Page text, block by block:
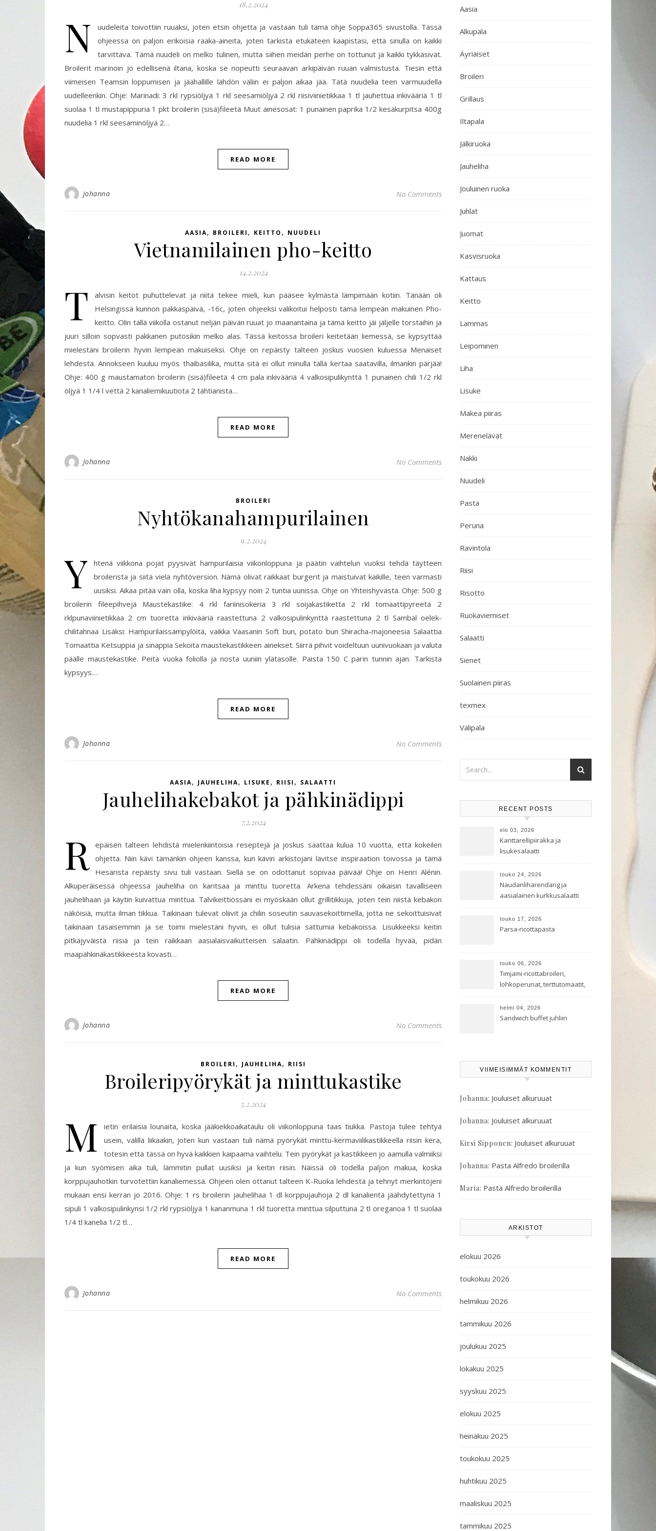
18.2.2024
N
uudeleita toivottiin ruuaksi, joten etsin ohjetta ja vastaan tuli tämä ohje Soppa365 sivustolla. Tässä
ohjeessa on paljon erikoisia raaka-aineita, joten tarkista etukäteen kaapistasi, että sinulla on kaikki
tarvittava. Tämä nuudeli on melko tulinen, mutta siihen meidän perhe on tottunut ja kaikki tykkäsivät.
Broilerit marinoin jo edellisenä iltana, koska se nopeutti seuraavan arkipäivän ruuan valmistusta. Tiesin että
viimeisen Teamsin loppumisen ja jäähallille lähdön väliin ei paljon aikaa jää. Tätä nuudelia teen varmuudella
uudelleenkin. Ohje: Marinadi: 3 rkl rypsiöljyä 1 rkl seesamiöljyä 2 rkl riisiviinietikkaa 1 tl jauhettua inkivääriä 1 tl
suolaa 1 tl mustapippuria 1 pkt broilerin (sisä)fileetä Muut ainesosat: 1 punainen paprika 1/2 kesäkurpitsa 400g
nuudelia 1 rkl seesaminöljyä 2…
READ MORE
Johanna No Comments
AASIA, BROILERI , KEITTO , NUUDELI
Vietnamilainen pho-keitto
14.2.2024
T
alvisin keitot puhuttelevat ja niitä tekee mieli, kun pääsee kylmästä lämpimään kotiin. Tänään oli
Helsingissä kunnon pakkaspäivä, -16c, joten ohjeeksi valikoitui helposti tämä lempeän makuinen Pho-
keitto. Olin tällä viikolla ostanut neljän päivän ruuat jo maanantaina ja tämä keitto jäi jäljelle torstaihin ja
juuri silloin sopvasti pakkanen putosikin melko alas. Tässä keitossa broileri keitetään liemessä, se kypsyttää
mielestäni broilerin hyvin lempeän makuiseksi. Ohje on repäisty talteen joskus vuosien kuluessa Menaiset
lehdestä. Annokseen kuuluu myös thaibasilika, mutta sitä ei ollut minulla tällä kertaa saatavilla, ilmankin pärjää!
Ohje: 400 g maustamaton broilerin (sisä)fileetä 4 cm pala inkivääriä 4 valkosipulikynttä 1 punainen chili 1/2 rkl
öljyä 1 1/4 l vettä 2 kanaliemikuutiota 2 tähtianista…
READ MORE
Johanna No Comments
BROILERI
Nyhtökanahampurilainen
9.2.2024
Y
htenä viikkona pojat pyysivät hampurilaisia viikonloppuna ja päätin vaihtelun vuoksi tehdä täytteen
broilerista ja siitä vielä nyhtöversion. Nämä olivat raikkaat burgerit ja maistuivat kaikille, teen varmasti
uusiksi. Aikaa pitää vain olla, koska liha kypsyy noin 2 tuntia uunissa. Ohje on Yhteishyvästä. Ohje: 500 g
broilerin fileepihvejä Maustekastike: 4 rkl fariinisokeria 3 rkl soijakastiketta 2 rkl tomaattipyreetä 2
rklpunaviinietikkaa 2 cm tuoretta inkivääriä raastettuna 2 valkosipulinkynttä raastettuna 2 tl Sambal oelek-
chilitahnaa Lisäksi: Hampurilaissämpylöitä, vaikka Vaasanin Soft bun, potato bun Shiracha-majoneesia Salaattia
Tomaattia Ketsuppia ja sinappia Sekoita maustekastikkeen ainekset. Siirrä pihvit voideltuun uunivuokaan ja valuta
päälle maustekastike. Peitä vuoka foliolla ja nosta uuniin ylätasolle. Paista 150 C parin tunnin ajan. Tarkista
kypsyys.…
READ MORE
Johanna No Comments
AASIA, JAUHELIHA, LISUKE , RIISI , SALAATTI
Jauhelihakebakot ja pähkinädippi
7.2.2024
R epäisen talteen lehdistä mielenkiintoisia reseptejä ja joskus saattaa kulua 10 vuotta, että kokeilen
ohjetta. Niin kävi tämänkin ohjeen kanssa, kun kävin arkistojani lävitse inspiraation toivossa ja tämä
Hesarista repäisty sivu tuli vastaan. Siellä se on odottanut sopivaa päivää! Ohje on Henri Alénin.
Alkuperäisessä ohjeessa jauheliha on karitsaa ja minttu tuoretta. Arkena tehdessäni oikaisin tavalliseen
jauhelihaan ja käytin kuivattua minttua. Talvikeittiössäni ei myöskään ollut grillitikkuja, joten tein niistä kebakon
näköisiä, mutta ilman tikkua. Taikinaan tulevat oliivit ja chilin soseutin sauvasekoittimella, jotta ne sekoittuisivat
taikinaan tasaisemmin ja se toimi mielestäni hyvin, ei ollut tulisia sattumia kebakoissa. Lisukkeeksi keitin
pitkäjyväistä riisiä ja tein raikkaan aasialaisvaikutteisen salaatin. Pähkinädippi oli todella hyvää, pidän
maapähkinäkastikkeesta kovasti…
READ MORE
Johanna No Comments
BROILERI , JAUHELIHA, RIISI
Broileripyörykät ja minttukastike
5.2.2024
M
ietin erilaisia lounaita, koska jääkiekkoaikataulu oli viikonloppuna taas tiukka. Pastoja tulee tehtyä
usein, välillä liikaakin, joten kun vastaan tuli nämä pyörykät minttu-kermaviilikastikkeella riisin kera,
totesin että tässä on hyvä kaikkien kaipaama vaihtelu. Tein pyörykät ja kastikkeen jo aamulla valmiiksi
ja kun syömisen aika tuli, lämmitin pullat uusiksi ja keitin riisin. Näissä oli todella paljon makua, koska
korppujauhotkin turvotettiin kanaliemessä. Ohjeen olen ottanut talteen K-Ruoka lehdestä ja tehnyt merkintöjeni
mukaan ensi kerran jo 2016. Ohje: 1 rs broilerin jauhelihaa 1 dl korppujauhoja 2 dl kanalientä jäähdytettynä 1
sipuli 1 valkosipulinkynsi 1/2 rkl rypsiöljyä 1 kananmuna 1 rkl tuoretta minttua silputtuna 2 tl oreganoa 1 tl suolaa
1/4 tl kanelia 1/2 tl…
READ MORE
Johanna No Comments
Aasia
Alkupala
Äyriäiset
Broileri
Grillaus
Iltapala
Jälkiruoka
Jauheliha
Jouluinen ruoka
Juhlat
Juomat
Kasvisruoka
Kattaus
Keitto
Lammas
Leipominen
Liha
Lisuke
Makea piiras
Merenelävät
Nakki
Nuudeli
Pasta
Peruna
Ravintola
Riisi
Risotto
Ruokaviemiset
Salaatti
Sienet
Suolainen piiras
texmex
Välipala
RECENT POSTS
elo 03, 2026
Kanttarellipiirakka ja
lisukesalaatti
touko 24, 2026
Naudanliharendang ja
aasialainen kurkkusalaatti
touko 17, 2026
Parsa-ricottapasta
touko 06, 2026
Timjami-ricottabroileri,
lohkoperunat, terttutomaatit,
salaatti
helmi 04, 2026
Sandwich buffet juhliin
VIIMEISIMMÄT KOMMENTIT
Johanna: Jouluiset alkuruuat
Johanna: Jouluiset alkuruuat
Kirsi Sipponen: Jouluiset alkuruuat
Johanna: Pasta Alfredo broilerilla
Maria: Pasta Alfredo broilerilla
ARKISTOT
elokuu 2026
toukokuu 2026
helmikuu 2026
tammikuu 2026
joulukuu 2025
lokakuu 2025
syyskuu 2025
elokuu 2025
heinäkuu 2025
toukokuu 2025
huhtikuu 2025
maaliskuu 2025
tammikuu 2025